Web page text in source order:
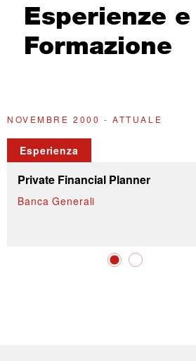
Esperienze e
Formazione
NOVEMBRE 2000 - ATTUALE
Esperienza
Private Financial Planner
Banca Generali